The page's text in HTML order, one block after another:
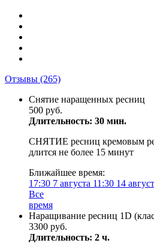
Отзывы (265)
Снятие наращенных ресниц
500 руб.
Длительность: 30 мин.
СНЯТИЕ ресниц кремовым
длится не более 15 минут
Ближайшее время:
17:30 7 августа 11:30 14
Все
время
Наращивание ресниц 1D
3300 руб.
Длительность: 2 ч.